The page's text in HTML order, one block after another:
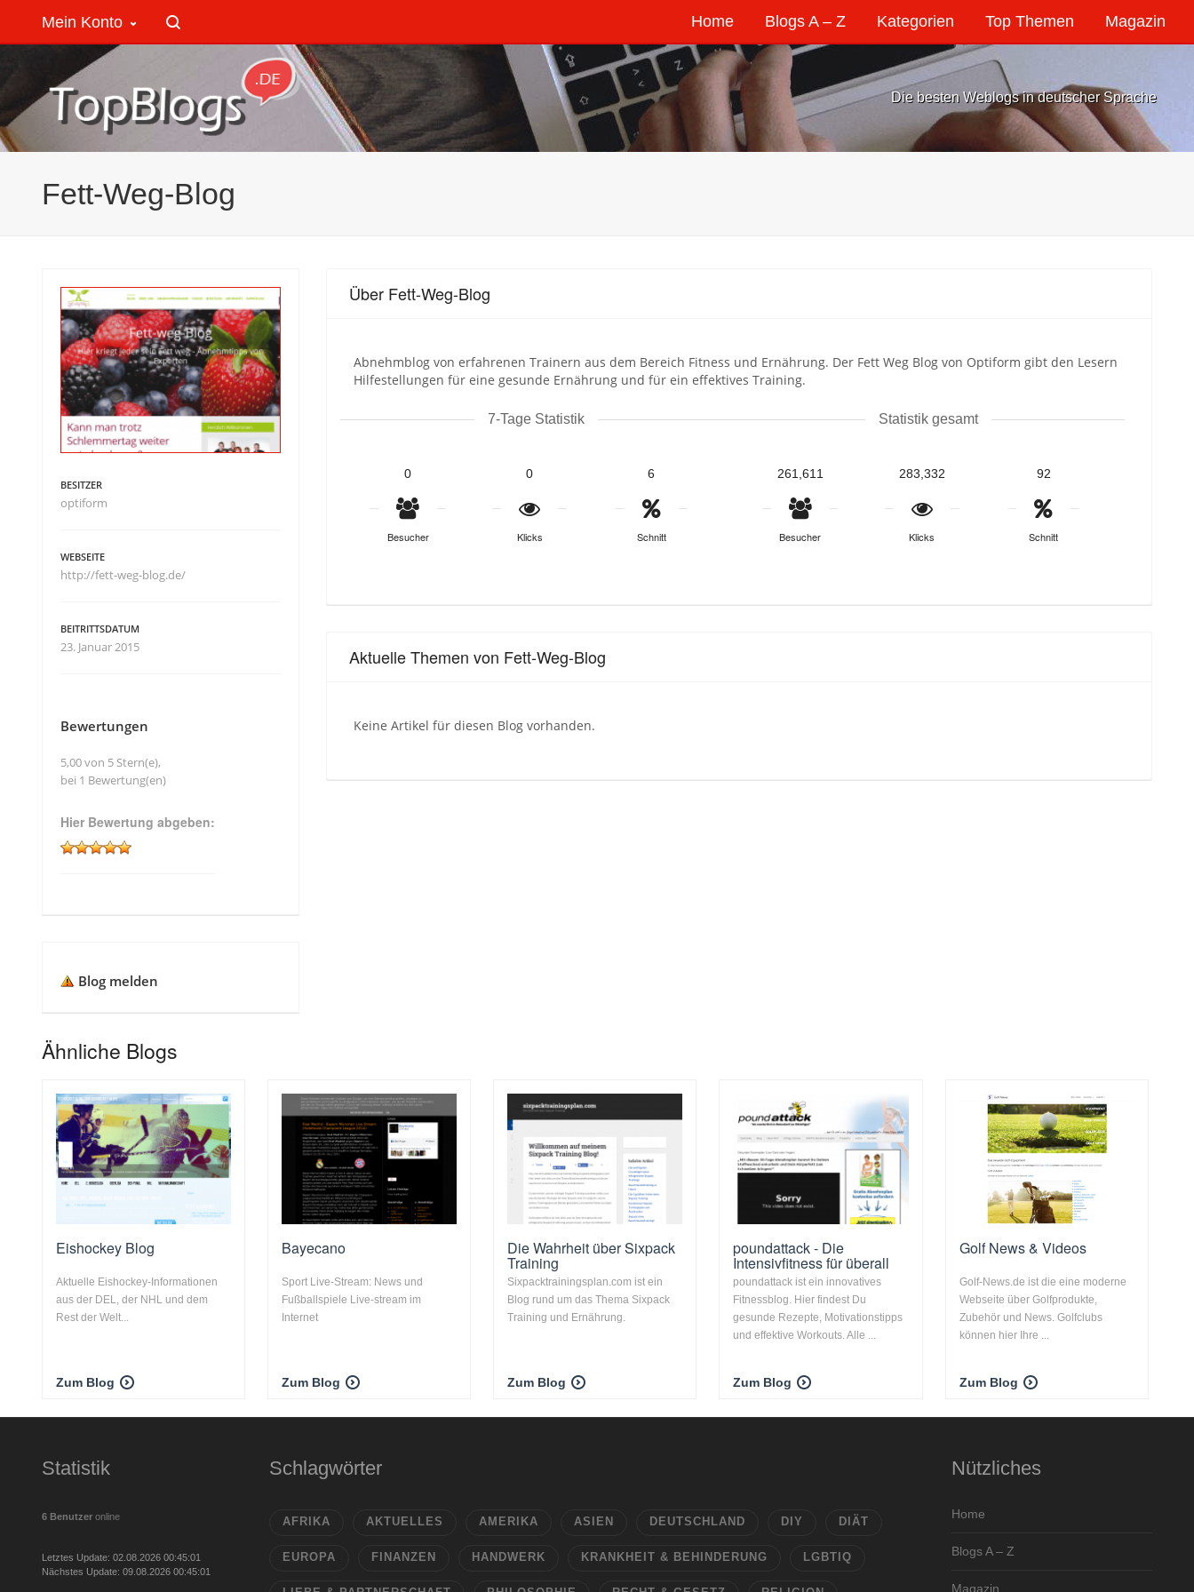
Home Blogs A – Z Kategorien Top Themen Magazin
Mein Konto
Die besten Weblogs in deutscher Sprache
Fett-Weg-Blog
Über Fett-Weg-Blog
Abnehmblog von erfahrenen Trainern aus dem Bereich Fitness und Ernährung. Der Fett Weg Blog von Optiform gibt den Lesern
Hilfestellungen für eine gesunde Ernährung und für ein effektives Training.
7-Tage Statistik
0
Besucher
0
Klicks
6
Schnitt
Statistik gesamt
261,611
Besucher
283,332
Klicks
92
Schnitt
Aktuelle Themen von Fett-Weg-Blog
Keine Artikel für diesen Blog vorhanden.
BESITZER
optiform
WEBSEITE
http://fett-weg-blog.de/
BEITRITTSDATUM
23. Januar 2015
Bewertungen
5,00 von 5 Stern(e),
bei 1 Bewertung(en)
Hier Bewertung abgeben:
Blog melden
Ähnliche Blogs
Eishockey Blog
Aktuelle Eishockey-Informationen
aus der DEL, der NHL und dem
Rest der Welt...
Zum Blog
Bayecano
Sport Live-Stream: News und
Fußballspiele Live-stream im
Internet
Zum Blog
Die Wahrheit über Sixpack
Training
Sixpacktrainingsplan.com ist ein
Blog rund um das Thema Sixpack
Training und Ernährung.
Zum Blog
poundattack - Die
Intensivfitness für überall
poundattack ist ein innovatives
Fitnessblog. Hier findest Du
gesunde Rezepte, Motivationstipps
und effektive Workouts. Alle ...
Zum Blog
Golf News & Videos
Golf-News.de ist die eine moderne
Webseite über Golfprodukte,
Zubehör und News. Golfclubs
können hier Ihre ...
Zum Blog
Statistik
6 Benutzer online
Letztes Update: 02.08.2026 00:45:01
Nächstes Update: 09.08.2026 00:45:01
Schlagwörter
AFRIKA AKTUELLES AMERIKA ASIEN DEUTSCHLAND DIY DIÄT
EUROPA FINANZEN HANDWERK KRANKHEIT & BEHINDERUNG LGBTIQ
Nützliches
Home
Blogs A – Z
Magazin